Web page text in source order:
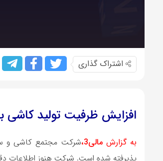
اشتراک گذاری
افزایش ظرفیت تولید کاشی با
به گزارشمالی3،
پذیرفته شده است. شرکت هنوز اطلاعات